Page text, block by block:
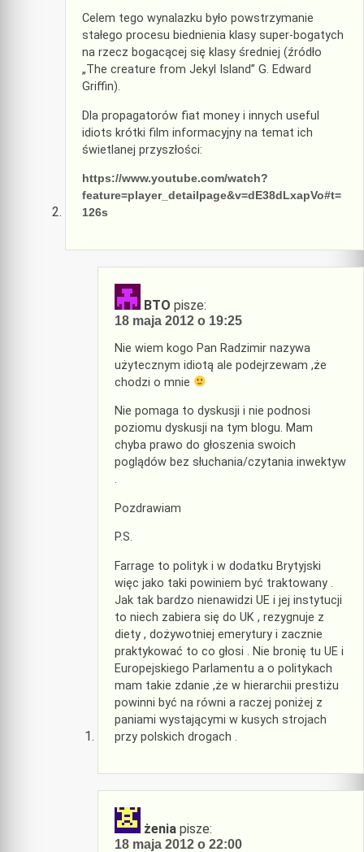
Celem tego wynalazku było powstrzymanie
stałego procesu biednienia klasy super-bogatych
na rzecz bogacącej się klasy średniej (źródło
„The creature from Jekyl Island” G. Edward
Griffin).
Dla propagatorów fiat money i innych useful
idiots krótki film informacyjny na temat ich
świetlanej przyszłości:
https://www.youtube.com/watch?
feature=player_detailpage&v=dE38dLxapVo#t=
126s
BTO pisze:
18 maja 2012 o 19:25
Nie wiem kogo Pan Radzimir nazywa
użytecznym idiotą ale podejrzewam ,że
chodzi o mnie
Nie pomaga to dyskusji i nie podnosi
poziomu dyskusji na tym blogu. Mam
chyba prawo do głoszenia swoich
poglądów bez słuchania/czytania inwektyw
.
Pozdrawiam
P.S.
Farrage to polityk i w dodatku Brytyjski
więc jako taki powiniem być traktowany .
Jak tak bardzo nienawidzi UE i jej instytucji
to niech zabiera się do UK , rezygnuje z
diety , dożywotniej emerytury i zacznie
praktykować to co głosi . Nie bronię tu UE i
Europejskiego Parlamentu a o politykach
mam takie zdanie ,że w hierarchii prestiżu
powinni być na równi a raczej poniżej z
paniami wystającymi w kusych strojach
przy polskich drogach .
żenia pisze:
18 maja 2012 o 22:00